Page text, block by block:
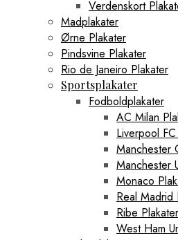
Verdenskort
Madplakater
Ørne Plakater
Pindsvine Plakater
Rio de Janeiro Plakater
Sportsplakater
Fodboldplakater
AC Milan
Liverpool
Manchester
Manchester
Monaco
Real Madrid
Ribe Plakater
West Ham